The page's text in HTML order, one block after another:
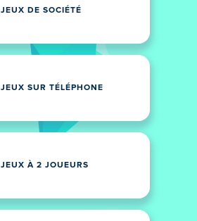
JEUX DE SOCIÉTÉ
JEUX SUR TÉLÉPHONE
JEUX À 2 JOUEURS